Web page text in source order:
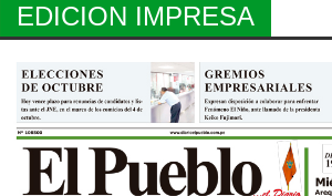
EDICION IMPRESA